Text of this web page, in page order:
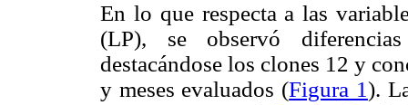
En lo que respecta a las
(LP), se observó
destacándose los clones 12 y
y meses evaluados (Figura 1).